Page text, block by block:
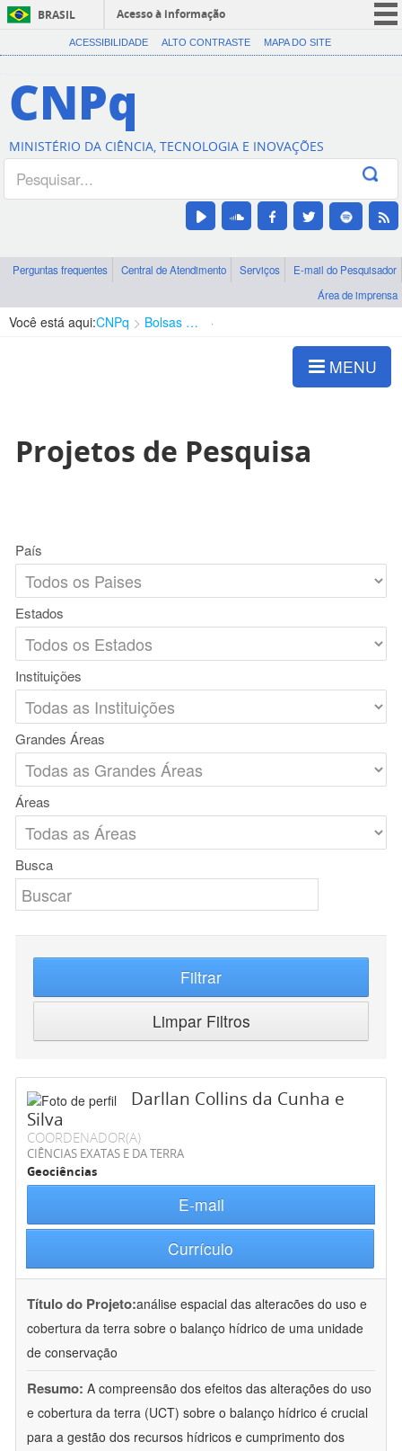
BRASIL
Acesso à informação
CORONAVÍRUS (COVID-19)
Canais
ACESSIBILIDADE ALTO CONTRASTE MAPA DO SITE
CNPq
MINISTÉRIO DA CIÊNCIA, TECNOLOGIA E INOVAÇÕES
Perguntas frequentes Central de Atendimento Serviços
E-mail do Pesquisador
Área de imprensa
Você está aqui:CNPq Bolsas e Auxílios Vigentes
MENU
Projetos de Pesquisa
País
Estados
Instituições
Grandes Áreas
Áreas
Busca
Filtrar
Limpar Filtros
Darllan Collins da Cunha e
Silva
COORDENADOR(A)
CIÊNCIAS EXATAS E DA TERRA
Geociências
E-mail
Currículo
Título do Projeto:análise espacial das alteracões do uso e
cobertura da terra sobre o balanço hídrico de uma unidade
de conservação
Resumo: A compreensão dos efeitos das alterações do uso
e cobertura da terra (UCT) sobre o balanço hídrico é crucial
para a gestão dos recursos hídricos e cumprimento dos